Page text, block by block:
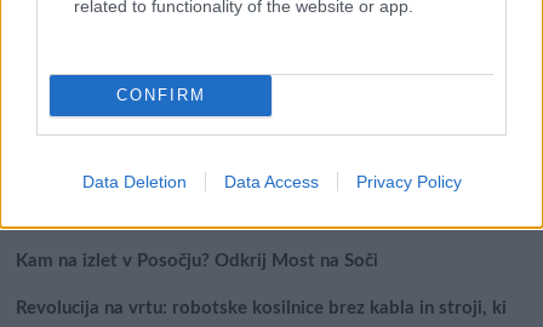
related to functionality of the website or app.
CONFIRM
Data Deletion Data Access Privacy Policy
Rogla bo gostila tradicionalni 34. praznik šoferjev in
avtomehanikov!
Kam na izlet v Posočju? Odkrij Most na Soči
Revolucija na vrtu: robotske kosilnice brez kabla in stroji, ki